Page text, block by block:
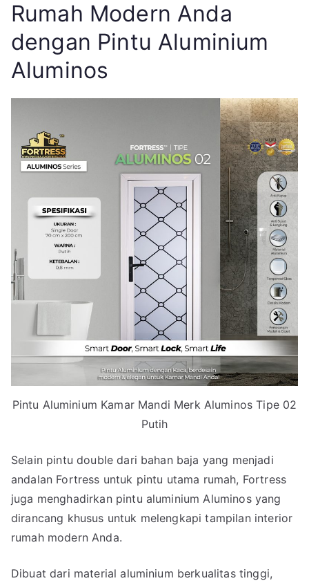
Rumah Modern Anda
dengan Pintu Aluminium
Aluminos
Pintu Aluminium Kamar Mandi Merk Aluminos Tipe 02
Putih
Selain pintu double dari bahan baja yang menjadi
andalan Fortress untuk pintu utama rumah, Fortress
juga menghadirkan pintu aluminium Aluminos yang
dirancang khusus untuk melengkapi tampilan interior
rumah modern Anda.
Dibuat dari material aluminium berkualitas tinggi,